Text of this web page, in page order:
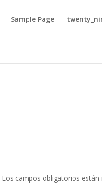
Sample Page
Los campos obligatorios